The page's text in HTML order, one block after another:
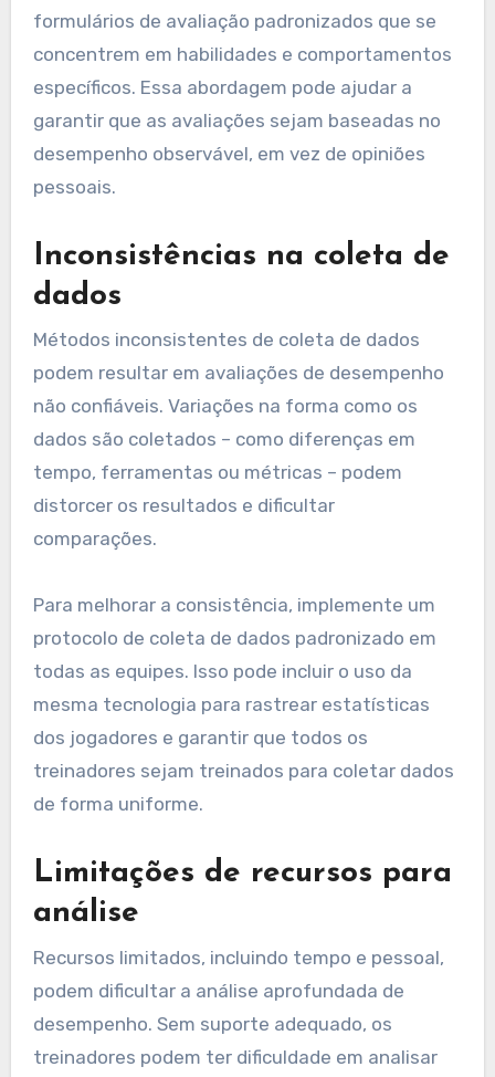
formulários de avaliação padronizados que se
concentrem em habilidades e comportamentos
específicos. Essa abordagem pode ajudar a
garantir que as avaliações sejam baseadas no
desempenho observável, em vez de opiniões
pessoais.
Inconsistências na coleta de
dados
Métodos inconsistentes de coleta de dados
podem resultar em avaliações de desempenho
não confiáveis. Variações na forma como os
dados são coletados – como diferenças em
tempo, ferramentas ou métricas – podem
distorcer os resultados e dificultar
comparações.
Para melhorar a consistência, implemente um
protocolo de coleta de dados padronizado em
todas as equipes. Isso pode incluir o uso da
mesma tecnologia para rastrear estatísticas
dos jogadores e garantir que todos os
treinadores sejam treinados para coletar dados
de forma uniforme.
Limitações de recursos para
análise
Recursos limitados, incluindo tempo e pessoal,
podem dificultar a análise aprofundada de
desempenho. Sem suporte adequado, os
treinadores podem ter dificuldade em analisar